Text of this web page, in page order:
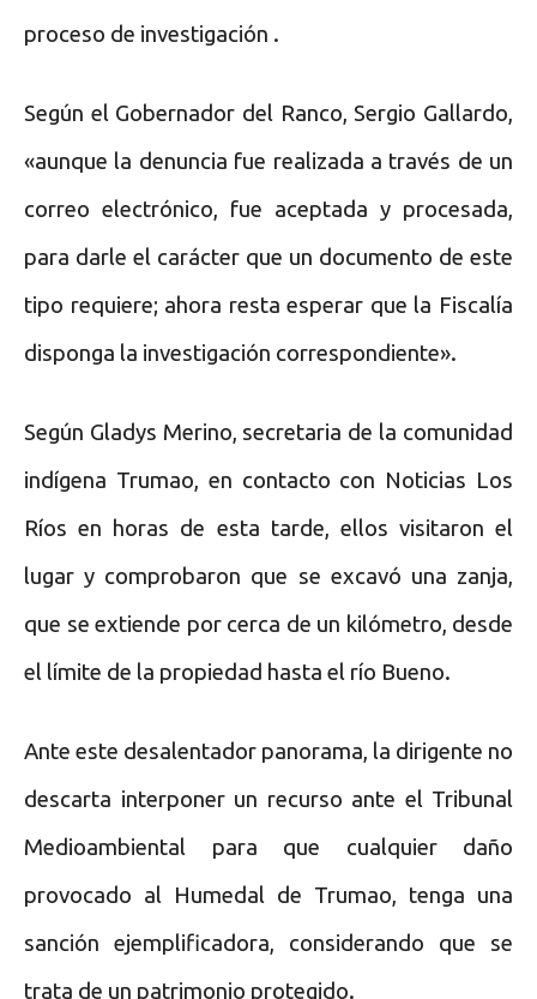
proceso de investigación .
Según el Gobernador del Ranco, Sergio Gallardo,
«aunque la denuncia fue realizada a través de un
correo electrónico, fue aceptada y procesada,
para darle el carácter que un documento de este
tipo requiere; ahora resta esperar que la Fiscalía
disponga la investigación correspondiente».
Según Gladys Merino, secretaria de la comunidad
indígena Trumao, en contacto con Noticias Los
Ríos en horas de esta tarde, ellos visitaron el
lugar y comprobaron que se excavó una zanja,
que se extiende por cerca de un kilómetro, desde
el límite de la propiedad hasta el río Bueno.
Ante este desalentador panorama, la dirigente no
descarta interponer un recurso ante el Tribunal
Medioambiental para que cualquier daño
provocado al Humedal de Trumao, tenga una
sanción ejemplificadora, considerando que se
trata de un patrimonio protegido.